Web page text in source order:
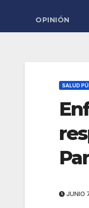
OPINIÓN
SALUD
JUNIO